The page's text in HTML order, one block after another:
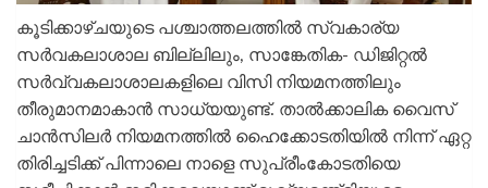
കൂടിക്കാഴ്ചയുടെ പശ്ചാത്തലത്തില്‍ സ്വകാര്യ
സര്‍വകലാശാല ബില്ലിലും, സാങ്കേതിക- ഡിജിറ്റല്‍
സര്‍വ്വകലാശാലകളിലെ വിസി നിയമനത്തിലും
തീരുമാനമാകാന്‍ സാധ്യയുണ്ട്. താല്‍ക്കാലിക വൈസ്
ചാന്‍സിലര്‍ നിയമനത്തില്‍ ഹൈക്കോടതിയില്‍ നിന്ന് ഏറ്റ
തിരിച്ചടിക്ക് പിന്നാലെ നാളെ സുപ്രീംകോടതിയെ